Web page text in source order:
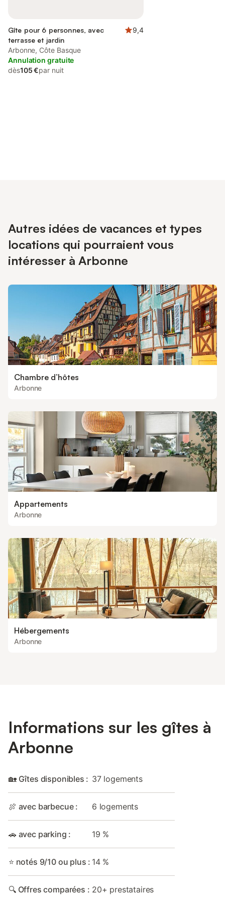
Gîte pour 6 personnes, avec
terrasse et jardin
9,4
Arbonne, Côte Basque
Annulation gratuite
dès105 €par nuit
Autres idées de vacances et types
locations qui pourraient vous
intéresser à Arbonne
Chambre d’hôtes
Arbonne
Appartements
Arbonne
Hébergements
Arbonne
Informations sur les gîtes à
Arbonne
🏡 Gîtes disponibles : 37 logements
🍖 avec barbecue : 6 logements
🚗 avec parking : 19 %
⭐ notés 9/10 ou plus : 14 %
🔍 Offres comparées : 20+ prestataires